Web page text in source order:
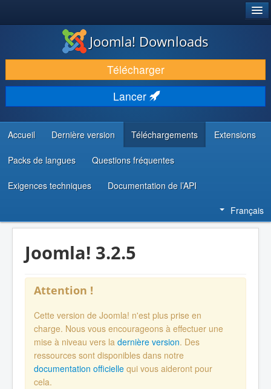
TÉLÉCHARGER & ÉTENDRE
DÉCOUVRIR & APPRENDRE
COMMUNAUTÉ & SUPPORT
RESSOURCES DÉVELOPPEURS
Joomla! Downloads
Télécharger
Lancer
Accueil Dernière version Téléchargements Extensions
Packs de langues Questions fréquentes
Exigences techniques Documentation de l’API
Français
Joomla! 3.2.5
Attention !
Cette version de Joomla! n'est plus prise en
charge. Nous vous encourageons à effectuer une
mise à niveau vers la dernière version. Des
ressources sont disponibles dans notre
documentation officielle qui vous aideront pour
cela.